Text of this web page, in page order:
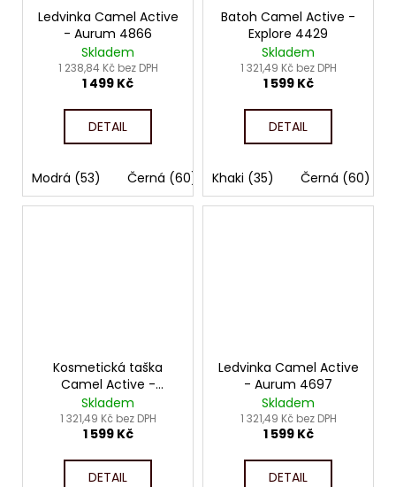
Ledvinka Camel Active
- Aurum 4866
Skladem
1 238,84 Kč bez DPH
1 499 Kč
DETAIL
Modrá (53) Černá (60)
Batoh Camel Active -
Explore 4429
Skladem
1 321,49 Kč bez DPH
1 599 Kč
DETAIL
Khaki (35) Černá (60)
Kosmetická taška
Camel Active -
Connect 4720
Skladem
1 321,49 Kč bez DPH
1 599 Kč
DETAIL
Ledvinka Camel Active
- Aurum 4697
Skladem
1 321,49 Kč bez DPH
1 599 Kč
DETAIL